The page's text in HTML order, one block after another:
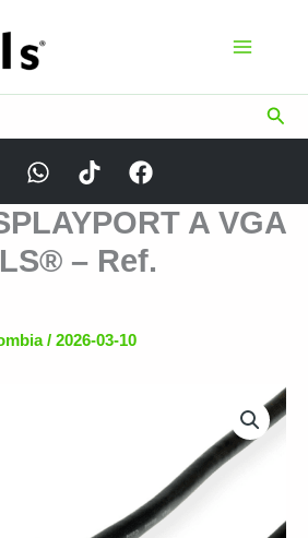
A VGA
– Ref.
/ 2026-03-10